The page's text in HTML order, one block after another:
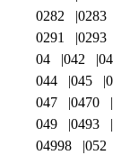
0282
0283
0291
0293
04
042
044
045
047
0470
049
0493
04998
052